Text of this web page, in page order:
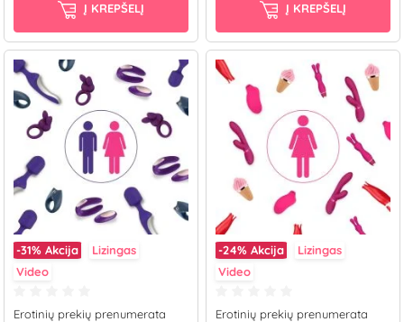
Į KREPŠELĮ Į KREPŠELĮ
-31% Akcija
Lizingas
Video
Erotinių prekių prenumerata
-24% Akcija
Lizingas
Video
Erotinių prekių prenumerata